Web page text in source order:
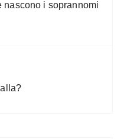
nascono i soprannomi